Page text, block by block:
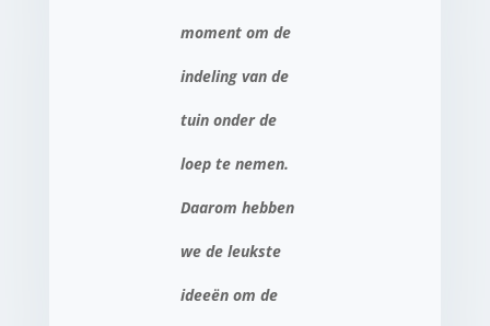
moment om de
indeling van de
tuin onder de
loep te nemen.
Daarom hebben
we de leukste
ideeën om de